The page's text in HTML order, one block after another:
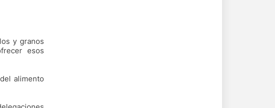
y granos
esos
alimento